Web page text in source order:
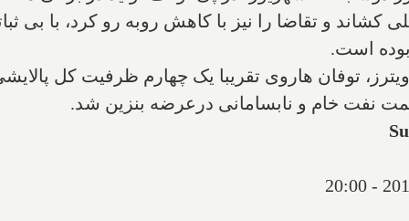
کشاند و تقاضا را نیز با کاهش روبه رو کرد، با
است.
توفان هاروی تقریبا یک چهارم ظرفیت کل
نفت خام و نابسامانی درعرضه بنزین شد.